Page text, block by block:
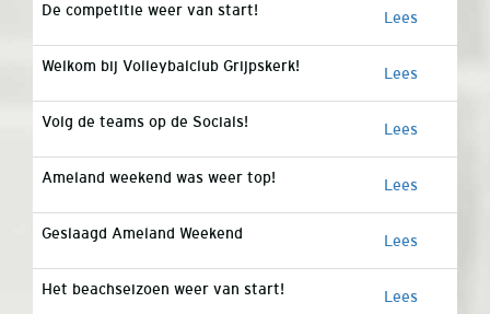
De competitie weer van start! Lees
Welkom bij Volleybalclub Grijpskerk! Lees
Volg de teams op de Socials! Lees
Ameland weekend was weer top! Lees
Geslaagd Ameland Weekend Lees
Het beachseizoen weer van start! Lees